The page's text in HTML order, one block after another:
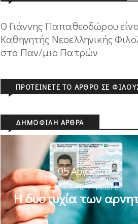
Ο Γιάννης Παπαθεοδώρου
Καθηγητής Νεοελληνικής
στο Παν/μιο Πατρών
ΠΡΟΤΕΊΝΕΤΕ ΤΟ ΆΡΘΡΟ ΣΕ
ΔΗΜΟΦΙΛΉ ΆΡΘΡΑ
05 Αυγ 2026
ΜΙΧΆΛΗΣ ΚΥΡΙΑΚΊΔΗΣ
Η δυστυχία των